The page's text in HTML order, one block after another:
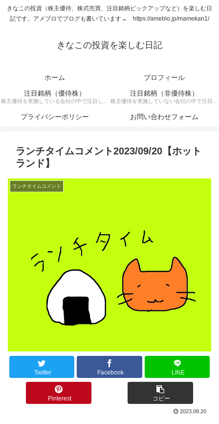
きなこの投資（株主優待、株式売買、注目銘柄ピックアップなど）を楽しむ日
記です。アメブロでブログも書いています→ https://ameblo.jp/mamekan1/
きなこの投資を楽しむ日記
ホーム
プロフィール
注目銘柄（優待株）
株主優待を実施している会社の中で注目して
注目銘柄（非優待株）
株主優待を実施していない会社の中で注目銘
プライバシーポリシー お問い合わせフォーム
ランチタイムコメント2023/09/20【ホット
ランド】
ランチタイムコメント
Twitter Facebook LINE
Pinterest コピー
2023.09.20